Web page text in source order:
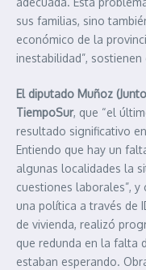
sus familias, sino
económico de la
inestabilidad”,
El diputado Muñoz
TiempoSur, que “el
resultado significativo
Entiendo que hay un
algunas localidades la
cuestiones laborales”,
una política a través de
de vivienda, realizó
que redunda en la falta
estaban esperando.